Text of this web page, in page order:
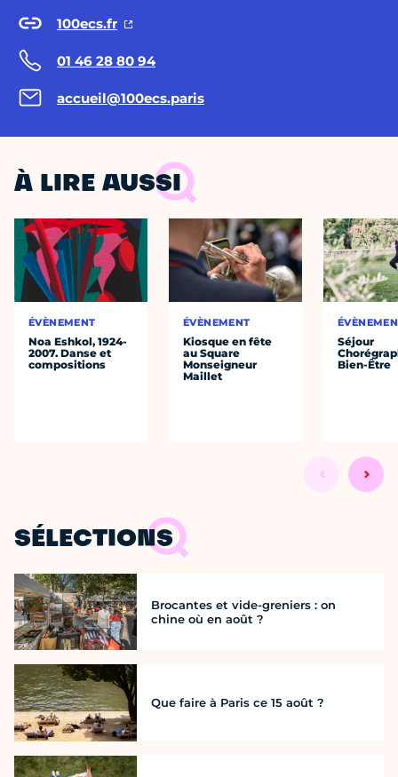
100ecs.fr
01 46 28 80 94
accueil@100ecs.paris
À LIRE AUSSI
ÉVÈNEMENT
Noa Eshkol, 1924-
2007. Danse et
compositions
ÉVÈNEMENT
Kiosque en fête
au Square
Monseigneur
Maillet
Séjour
Bien-Être
SÉLECTIONS
Brocantes et vide-greniers : on
chine où en août ?
Que faire à Paris ce 15 août ?